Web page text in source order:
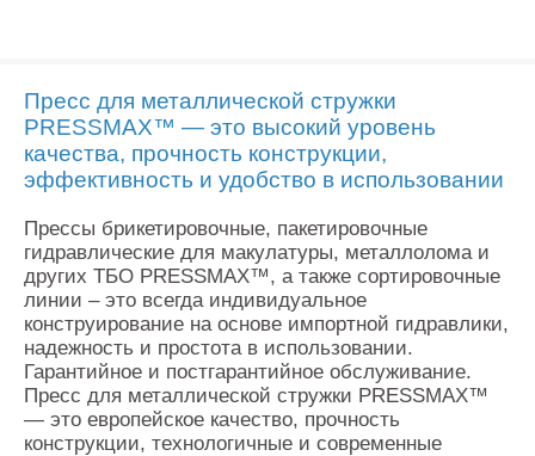
Пресс для металлической стружки
PRESSMAX™ — это высокий уровень
качества, прочность конструкции,
эффективность и удобство в использовании
Прессы брикетировочные, пакетировочные
гидравлические для макулатуры, металлолома и
других ТБО PRESSMAX™, а также сортировочные
линии – это всегда индивидуальное
конструирование на основе импортной гидравлики,
надежность и простота в использовании.
Гарантийное и постгарантийное обслуживание.
Пресс для металлической стружки PRESSMAX™
— это европейское качество, прочность
конструкции, технологичные и современные